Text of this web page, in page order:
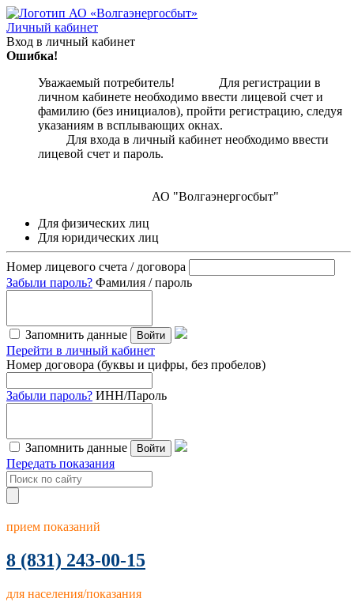
Личный кабинет
Вход в личный кабинет
Ошибка!
Уважаемый потребитель! Для регистрации в
личном кабинете необходимо ввести лицевой счет и
фамилию (без инициалов), пройти регистрацию, следуя
указаниям в всплывающих окнах.
Для входа в личный кабинет необходимо ввести
лицевой счет и пароль.
АО "Волгаэнергосбыт"
Для физических лиц
Для юридических лиц
Номер лицевого счета / договора
Забыли пароль? Фамилия / пароль
Запомнить данные Войти
Перейти в личный кабинет
Номер договора (буквы и цифры, без пробелов)
Забыли пароль? ИНН/Пароль
Запомнить данные Войти
Передать показания
прием показаний
8 (831) 243-00-15
для населения/показания